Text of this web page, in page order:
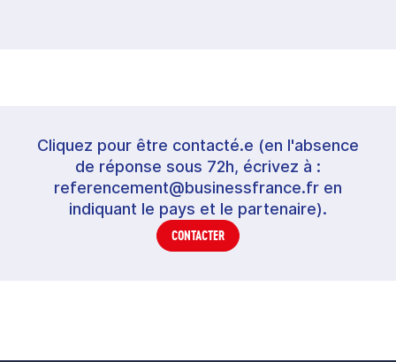
Cliquez pour être contacté.e (en l'absence
de réponse sous 72h, écrivez à :
referencement@businessfrance.fr en
indiquant le pays et le partenaire).
CONTACTER